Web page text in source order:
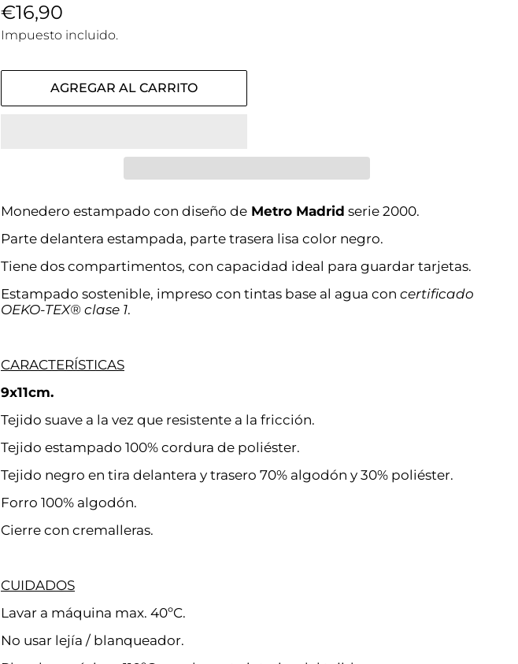
Precio
habitual
€16,90
venta
Impuesto incluido.
AGREGAR AL CARRITO
Monedero estampado con diseño de Metro Madrid serie 2000.
Parte delantera estampada, parte trasera lisa color negro.
Tiene dos compartimentos, con capacidad ideal para guardar tarjetas.
Estampado sostenible, impreso con tintas base al agua con certificado
OEKO-TEX® clase 1.
CARACTERÍSTICAS
9x11cm.
Tejido suave a la vez que resistente a la fricción.
Tejido estampado 100% cordura de poliéster.
Tejido negro en tira delantera y trasero 70% algodón y 30% poliéster.
Forro 100% algodón.
Cierre con cremalleras.
CUIDADOS
Lavar a máquina max. 40ºC.
No usar lejía / blanqueador.